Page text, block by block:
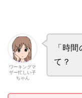
ワーキングマ
ザー忙しい子
ちゃん
「時
て？